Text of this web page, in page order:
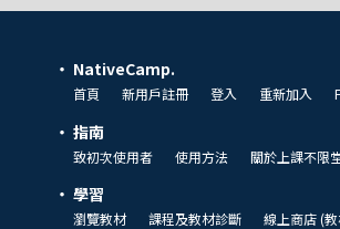
NativeCamp.
首頁 新用戶註冊 登入 重新加入
指南
致初次使用者 使用方法 關於上課不限
學習
瀏覽教材 課程及教材診斷 線上商店 (